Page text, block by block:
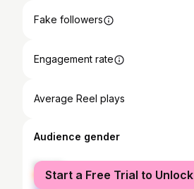
Fake followers
Engagement rate
Average Reel plays
Audience gender
female
male
Start a Free Trial to Unlock